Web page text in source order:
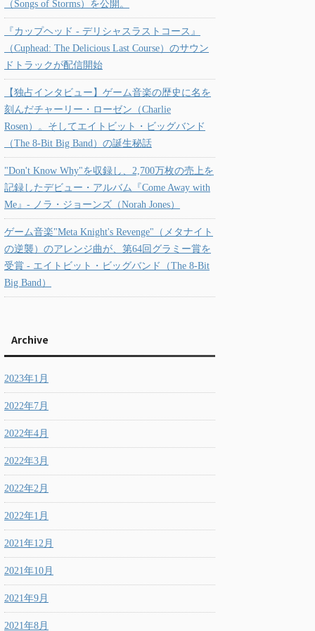
（Songs of Storms）を公開。
『カップヘッド - デリシャスラストコース』
（Cuphead: The Delicious Last Course）のサウン
ドトラックが配信開始
【独占インタビュー】ゲーム音楽の歴史に名を
刻んだチャーリー・ローゼン（Charlie
Rosen）。そしてエイトビット・ビッグバンド
（The 8-Bit Big Band）の誕生秘話
"Don't Know Why"を収録し、2,700万枚の売上を
記録したデビュー・アルバム『Come Away with
Me』- ノラ・ジョーンズ（Norah Jones）
ゲーム音楽"Meta Knight's Revenge"（メタナイト
の逆襲）のアレンジ曲が、第64回グラミー賞を
受賞 - エイトビット・ビッグバンド（The 8-Bit
Big Band）
Archive
2023年1月
2022年7月
2022年4月
2022年3月
2022年2月
2022年1月
2021年12月
2021年10月
2021年9月
2021年8月